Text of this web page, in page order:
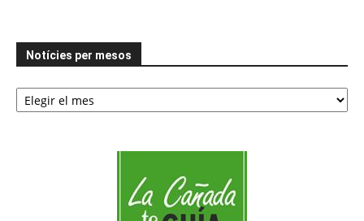
Notícies per mesos
Notícies
per